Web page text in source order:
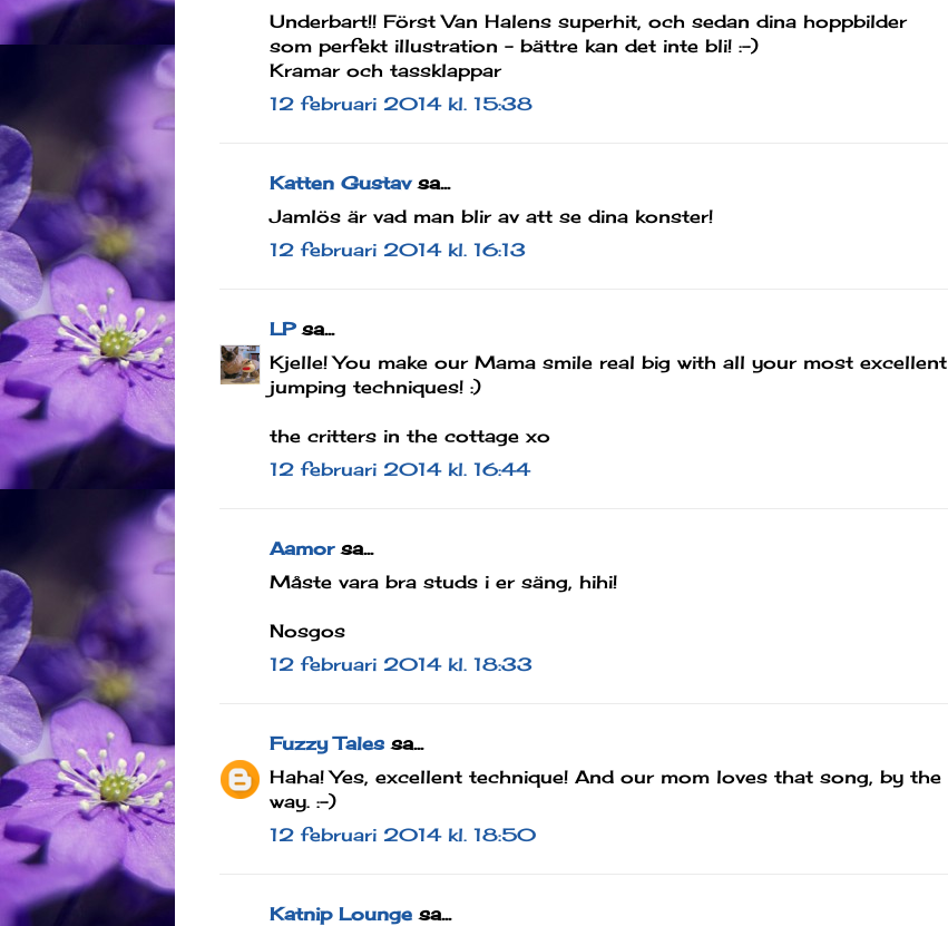
Underbart!! Först Van Halens superhit, och sedan dina hoppbilder
som perfekt illustration - bättre kan det inte bli! :-)
Kramar och tassklappar
12 februari 2014 kl. 15:38
Katten Gustavsa...
Jamlös är vad man blir av att se dina konster!
12 februari 2014 kl. 16:13
LPsa...
Kjelle! You make our Mama smile real big with all your most excellent
jumping techniques! :)
the critters in the cottage xo
12 februari 2014 kl. 16:44
Aamorsa...
Måste vara bra studs i er säng, hihi!
Nosgos
12 februari 2014 kl. 18:33
Fuzzy Tales sa...
Haha! Yes, excellent technique! And our mom loves that song, by the
way. :-)
12 februari 2014 kl. 18:50
Katnip Lounge sa...